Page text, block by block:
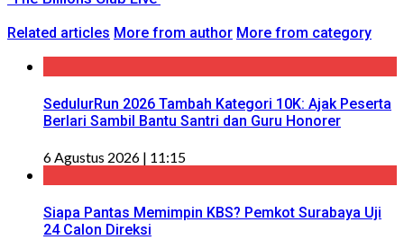
Related articles More from author More from category
SedulurRun 2026 Tambah Kategori 10K: Ajak Peserta
Berlari Sambil Bantu Santri dan Guru Honorer
6 Agustus 2026 | 11:15
Siapa Pantas Memimpin KBS? Pemkot Surabaya Uji
24 Calon Direksi